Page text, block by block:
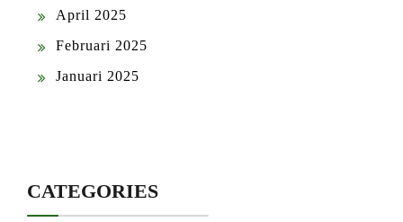
April 2025
Februari 2025
Januari 2025
CATEGORIES